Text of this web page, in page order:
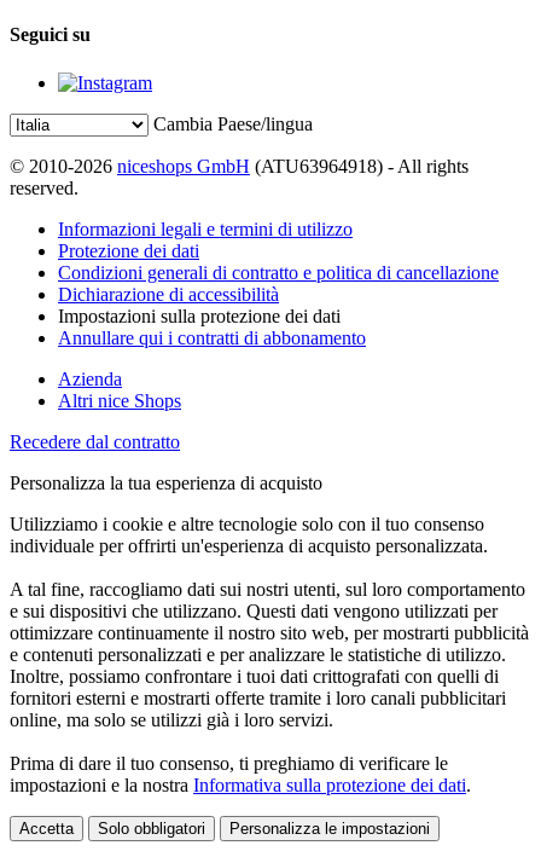
Seguici su
Cambia Paese/lingua
© 2010-2026 niceshops GmbH (ATU63964918) - All rights
reserved.
Informazioni legali e termini di utilizzo
Protezione dei dati
Condizioni generali di contratto e politica di cancellazione
Dichiarazione di accessibilità
Impostazioni sulla protezione dei dati
Annullare qui i contratti di abbonamento
Azienda
Altri nice Shops
Recedere dal contratto
Personalizza la tua esperienza di acquisto
Utilizziamo i cookie e altre tecnologie solo con il tuo consenso
individuale per offrirti un'esperienza di acquisto personalizzata.
A tal fine, raccogliamo dati sui nostri utenti, sul loro comportamento
e sui dispositivi che utilizzano. Questi dati vengono utilizzati per
ottimizzare continuamente il nostro sito web, per mostrarti pubblicità
e contenuti personalizzati e per analizzare le statistiche di utilizzo.
Inoltre, possiamo confrontare i tuoi dati crittografati con quelli di
fornitori esterni e mostrarti offerte tramite i loro canali pubblicitari
online, ma solo se utilizzi già i loro servizi.
Prima di dare il tuo consenso, ti preghiamo di verificare le
impostazioni e la nostra Informativa sulla protezione dei dati.
Accetta Solo obbligatori Personalizza le impostazioni